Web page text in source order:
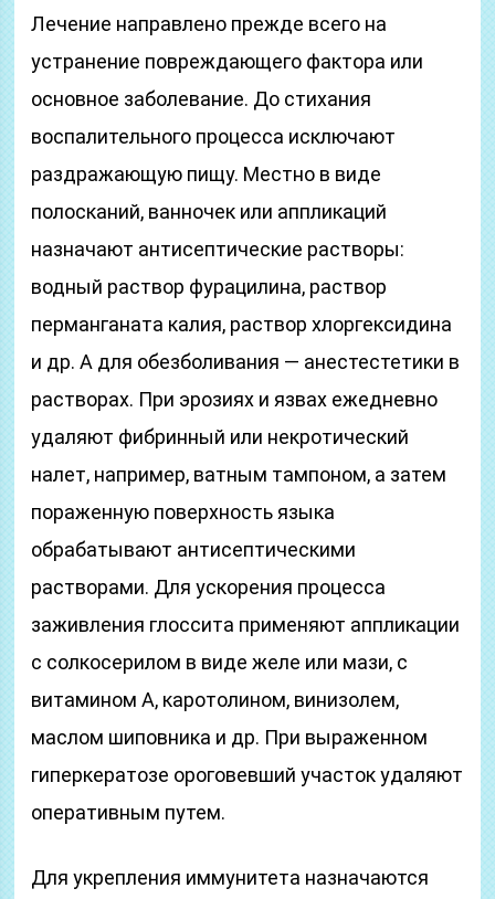
Лечение направлено прежде всего на
устранение повреждающего фактора или
основное заболевание. До стихания
воспалительного процесса исключают
раздражающую пищу. Местно в виде
полосканий, ванночек или аппликаций
назначают антисептические растворы:
водный раствор фурацилина, раствор
перманганата калия, раствор хлоргексидина
и др. А для обезболивания — анестестетики в
растворах. При эрозиях и язвах ежедневно
удаляют фибринный или некротический
налет, например, ватным тампоном, а затем
пораженную поверхность языка
обрабатывают антисептическими
растворами. Для ускорения процесса
заживления глоссита применяют аппликации
с солкосерилом в виде желе или мази, с
витамином А, каротолином, винизолем,
маслом шиповника и др. При выраженном
гиперкератозе ороговевший участок удаляют
оперативным путем.
Для укрепления иммунитета назначаются